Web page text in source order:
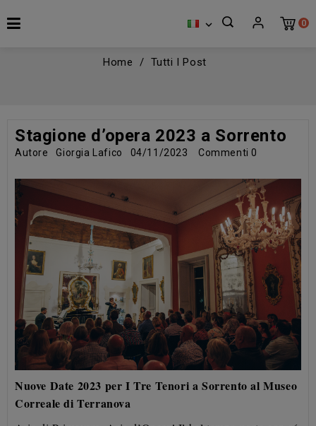
0

Home Tutti I Post
Stagione d’opera 2023 a Sorrento
Autore Giorgia Lafico 04/11/2023 Commenti0
Nuove Date 2023 per I Tre Tenori a Sorrento al Museo
Correale di Terranova